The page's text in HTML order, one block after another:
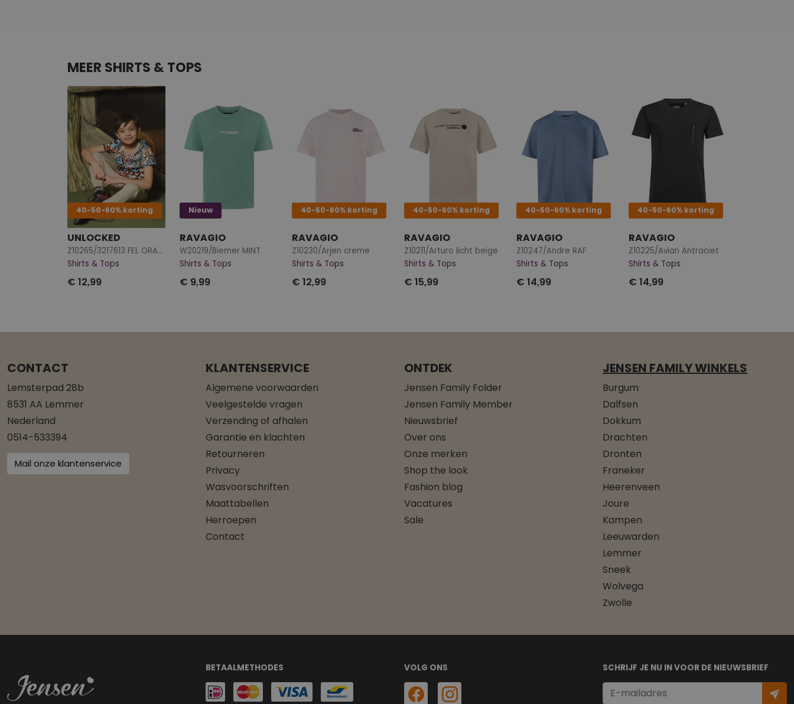
MEER SHIRTS & TOPS
40-50-60% korting
UNLOCKED
Z10265/3217613 FEL ORANJE
Shirts & Tops
€ 12,99
Nieuw
RAVAGIO
W20219/Biemer MINT
Shirts & Tops
€ 9,99
40-50-60% korting
RAVAGIO
Z10230/Arjen creme
Shirts & Tops
€ 12,99
40-50-60% korting
RAVAGIO
Z10211/Arturo licht beige
Shirts & Tops
€ 15,99
40-50-60% korting
RAVAGIO
Z10247/Andre RAF
Shirts & Tops
€ 14,99
40-50-60% korting
RAVAGIO
Z10225/Avian Antraciet
Shirts & Tops
€ 14,99
CONTACT
Lemsterpad 28b
8531 AA Lemmer
Nederland
0514-533394
Mail onze klantenservice
KLANTENSERVICE
Algemene voorwaarden
Veelgestelde vragen
Verzending of afhalen
Garantie en klachten
Retourneren
Privacy
Wasvoorschriften
Maattabellen
Herroepen
Contact
ONTDEK
Jensen Family Folder
Jensen Family Member
Nieuwsbrief
Over ons
Onze merken
Shop the look
Fashion blog
Vacatures
Sale
JENSEN FAMILY WINKELS
Burgum
Dalfsen
Dokkum
Drachten
Dronten
Franeker
Heerenveen
Joure
Kampen
Leeuwarden
Lemmer
Sneek
Wolvega
Zwolle
BETAALMETHODES SCHRIJF JE NU IN VOOR DE NIEUWSBRIEF
VOLG ONS